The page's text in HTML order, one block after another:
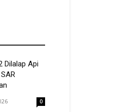
Dilalap Api
0